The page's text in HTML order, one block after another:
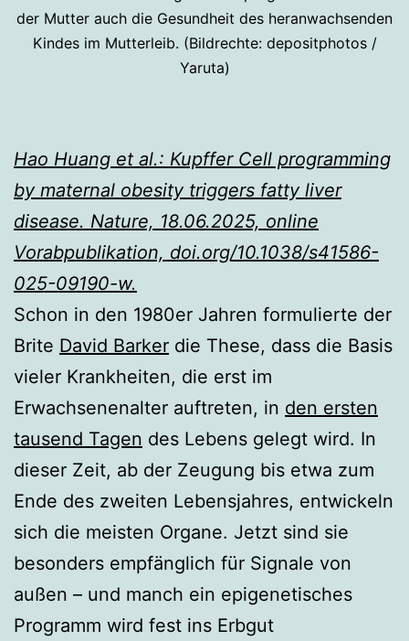
der Mutter auch die Gesundheit des heranwachsenden
Kindes im Mutterleib. (Bildrechte: depositphotos /
Yaruta)
Hao Huang et al.: Kupffer Cell programming
by maternal obesity triggers fatty liver
disease. Nature, 18.06.2025, online
Vorabpublikation, doi.org/10.1038/s41586-
025-09190-w.
Schon in den 1980er Jahren formulierte der
Brite David Barker die These, dass die Basis
vieler Krankheiten, die erst im
Erwachsenenalter auftreten, in den ersten
tausend Tagen des Lebens gelegt wird. In
dieser Zeit, ab der Zeugung bis etwa zum
Ende des zweiten Lebensjahres, entwickeln
sich die meisten Organe. Jetzt sind sie
besonders empfänglich für Signale von
außen – und manch ein epigenetisches
Programm wird fest ins Erbgut